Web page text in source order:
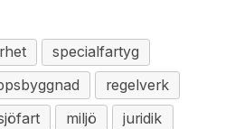
specialfartyg
regelverk
miljö
juridik